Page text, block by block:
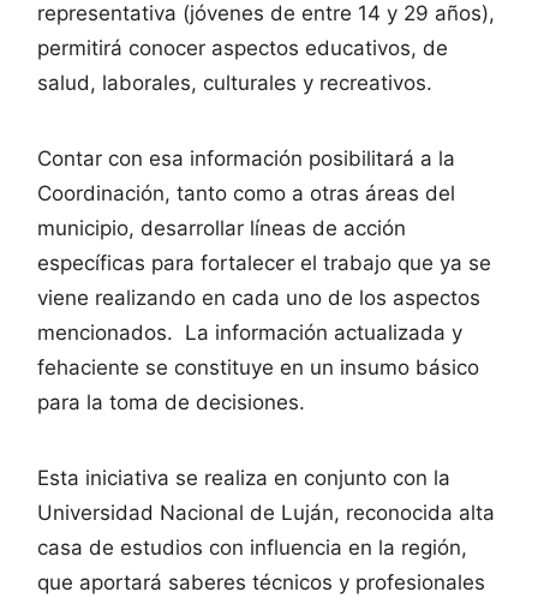
representativa (jóvenes de entre 14 y 29 años),
permitirá conocer aspectos educativos, de
salud, laborales, culturales y recreativos.
Contar con esa información posibilitará a la
Coordinación, tanto como a otras áreas del
municipio, desarrollar líneas de acción
específicas para fortalecer el trabajo que ya se
viene realizando en cada uno de los aspectos
mencionados. La información actualizada y
fehaciente se constituye en un insumo básico
para la toma de decisiones.
Esta iniciativa se realiza en conjunto con la
Universidad Nacional de Luján, reconocida alta
casa de estudios con influencia en la región,
que aportará saberes técnicos y profesionales